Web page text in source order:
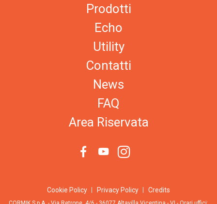
Prodotti
Echo
Utility
Contatti
News
FAQ
Area Riservata
Cookie Policy Privacy Policy Credits